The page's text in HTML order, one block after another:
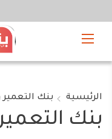
الرئيسية بنك
بنك